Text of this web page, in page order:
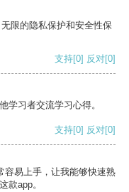
限的隐私保护和安全性保
支持[0] 反对[0]
学习者交流学习心得。
支持[0] 反对[0]
容易上手，让我能够快速熟
款app。